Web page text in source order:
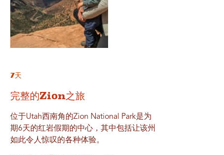
7天
完整的Zion之旅
位于Utah西南角的Zion National Park是为
期6天的红岩假期的中心，其中包括让该州
如此令人惊叹的各种体验。